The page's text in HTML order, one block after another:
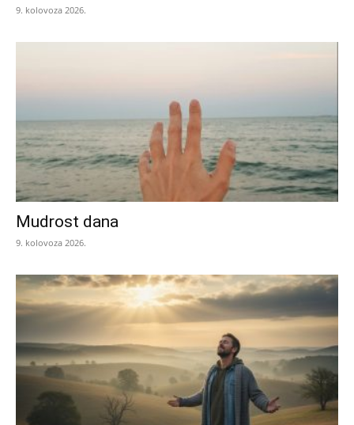
9. kolovoza 2026.
Mudrost dana
9. kolovoza 2026.